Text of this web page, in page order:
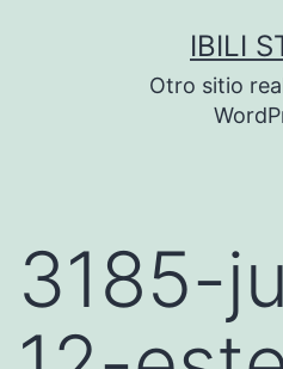
IBILI
Otro sitio
3185-